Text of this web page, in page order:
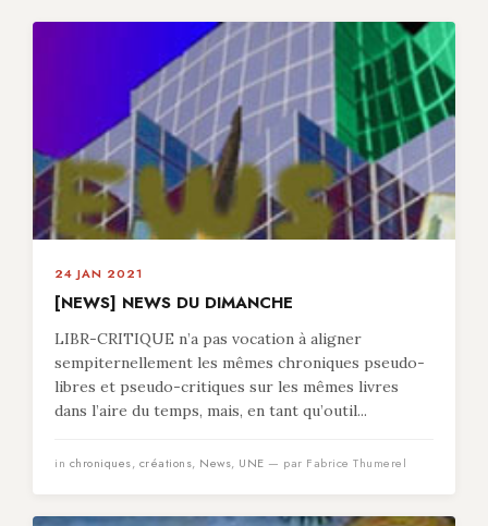
24 JAN 2021
[NEWS] NEWS DU DIMANCHE
LIBR-CRITIQUE n’a pas vocation à aligner
sempiternellement les mêmes chroniques pseudo-
libres et pseudo-critiques sur les mêmes livres
dans l’aire du temps, mais, en tant qu’outil...
in chroniques, créations, News, UNE — par Fabrice Thumerel